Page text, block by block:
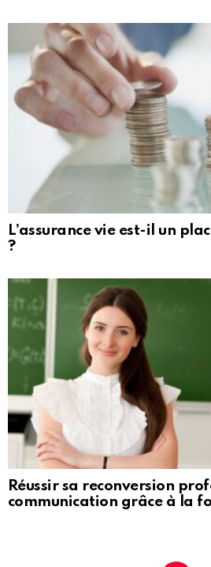
L’assurance vie est-il un
?
Réussir sa reconversion
communication grâce à la